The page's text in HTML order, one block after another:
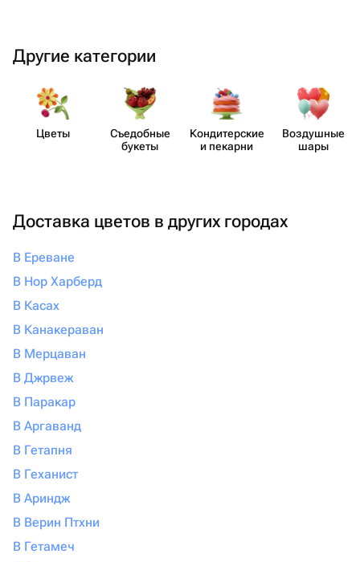
Другие категории
Цветы
Съедобные
букеты
Кондит​ерские
и пекарни
Воздушные
шары
Доставка цветов в других городах
В Ереване
В Нор Харберд
В Касах
В Канакераван
В Мерцаван
В Джрвеж
В Паракар
В Аргаванд
В Гетапня
В Геханист
В Ариндж
В Верин Птхни
В Гетамеч